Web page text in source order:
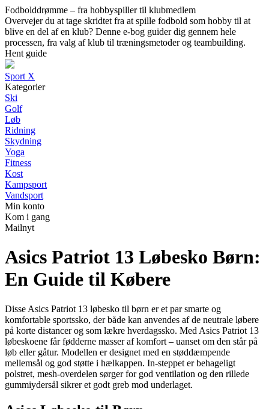
Fodbolddrømme – fra hobbyspiller til klubmedlem
Overvejer du at tage skridtet fra at spille fodbold som hobby til at
blive en del af en klub? Denne e-bog guider dig gennem hele
processen, fra valg af klub til træningsmetoder og teambuilding.
Hent guide
Sport X
Kategorier
Ski
Golf
Løb
Ridning
Skydning
Yoga
Fitness
Kost
Kampsport
Vandsport
Min konto
Kom i gang
Mailnyt
Asics Patriot 13 Løbesko Børn:
En Guide til Købere
Disse Asics Patriot 13 løbesko til børn er et par smarte og
komfortable sportssko, der både kan anvendes af de neutrale løbere
på korte distancer og som lækre hverdagssko. Med Asics Patriot 13
løbeskoene får fødderne masser af komfort – uanset om den står på
løb eller gåtur. Modellen er designet med en støddæmpende
mellemsål og god støtte i hælkappen. In-steppet er behageligt
polstret, mesh-overdelen sørger for god ventilation og den rillede
gummiydersål sikrer et godt greb mod underlaget.